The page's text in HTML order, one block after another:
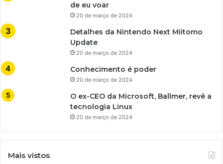
de eu voar
20 de março de 2024
Detalhes da Nintendo Next Miitomo
Update
20 de março de 2024
Conhecimento é poder
20 de março de 2024
O ex-CEO da Microsoft, Ballmer, revê a
tecnologia Linux
20 de março de 2024
Mais vistos